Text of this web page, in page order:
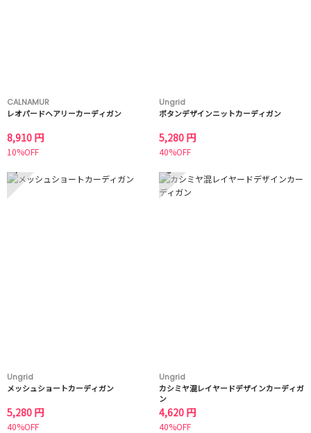
CALNAMUR
レオパードヘアリーカーディガン
8,910 円
10%OFF
Ungrid
ボタンデザインニットカーディガン
5,280 円
40%OFF
7
Ungrid
メッシュショートカーディガン
5,280 円
40%OFF
8
Ungrid
カシミヤ混レイヤードデザインカーディガ
ン
4,620 円
40%OFF